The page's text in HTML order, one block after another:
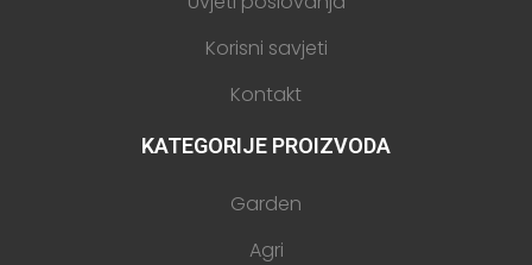
Korisni savjeti
Kontakt
KATEGORIJE PROIZVODA
Garden
Agri